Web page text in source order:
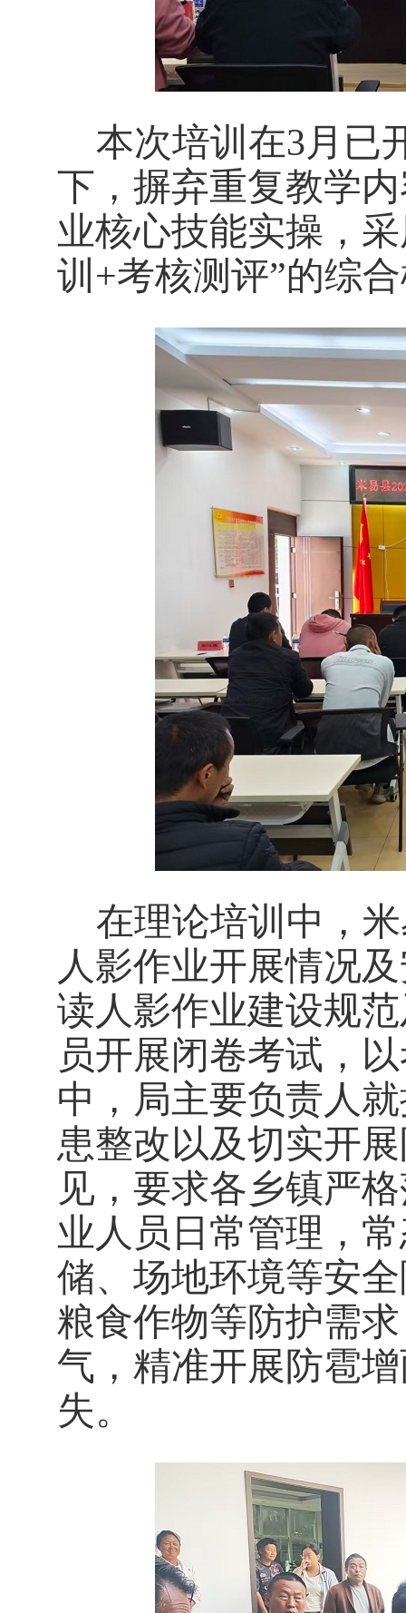
本次培训在3月已
下，摒弃重复教学
业核心技能实操，
训+考核测评”的综
在理论培训中，
人影作业开展情况
读人影作业建设规
员开展闭卷考试，
中，局主要负责人
患整改以及切实开
见，要求各乡镇严
业人员日常管理，
储、场地环境等安
粮食作物等防护需
气，精准开展防雹
失。